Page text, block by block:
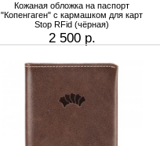
Кожаная обложка на паспорт
"Копенгаген" с кармашком для карт
Stop RFid (чёрная)
2 500 р.